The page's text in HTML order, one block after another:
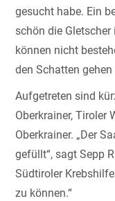
gesucht habe. Ein
schön die
können nicht
den Schatten
Aufgetreten sind
Oberkrainer, Tiroler
Oberkrainer. „Der
gefüllt“, sagt Sepp
Südtiroler
zu können.“